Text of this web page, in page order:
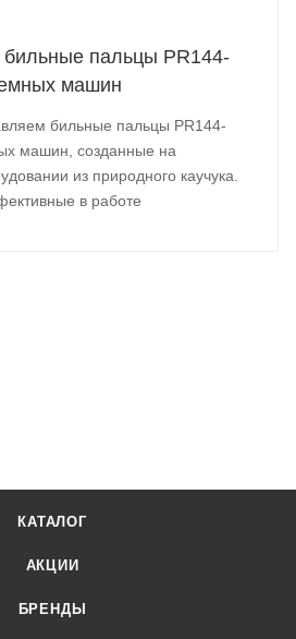
пальцы PR144-
машин
бильные пальцы PR144-
машин, созданные на
из природного каучука.
в работе
КАТАЛОГ
АКЦИИ
БРЕНДЫ